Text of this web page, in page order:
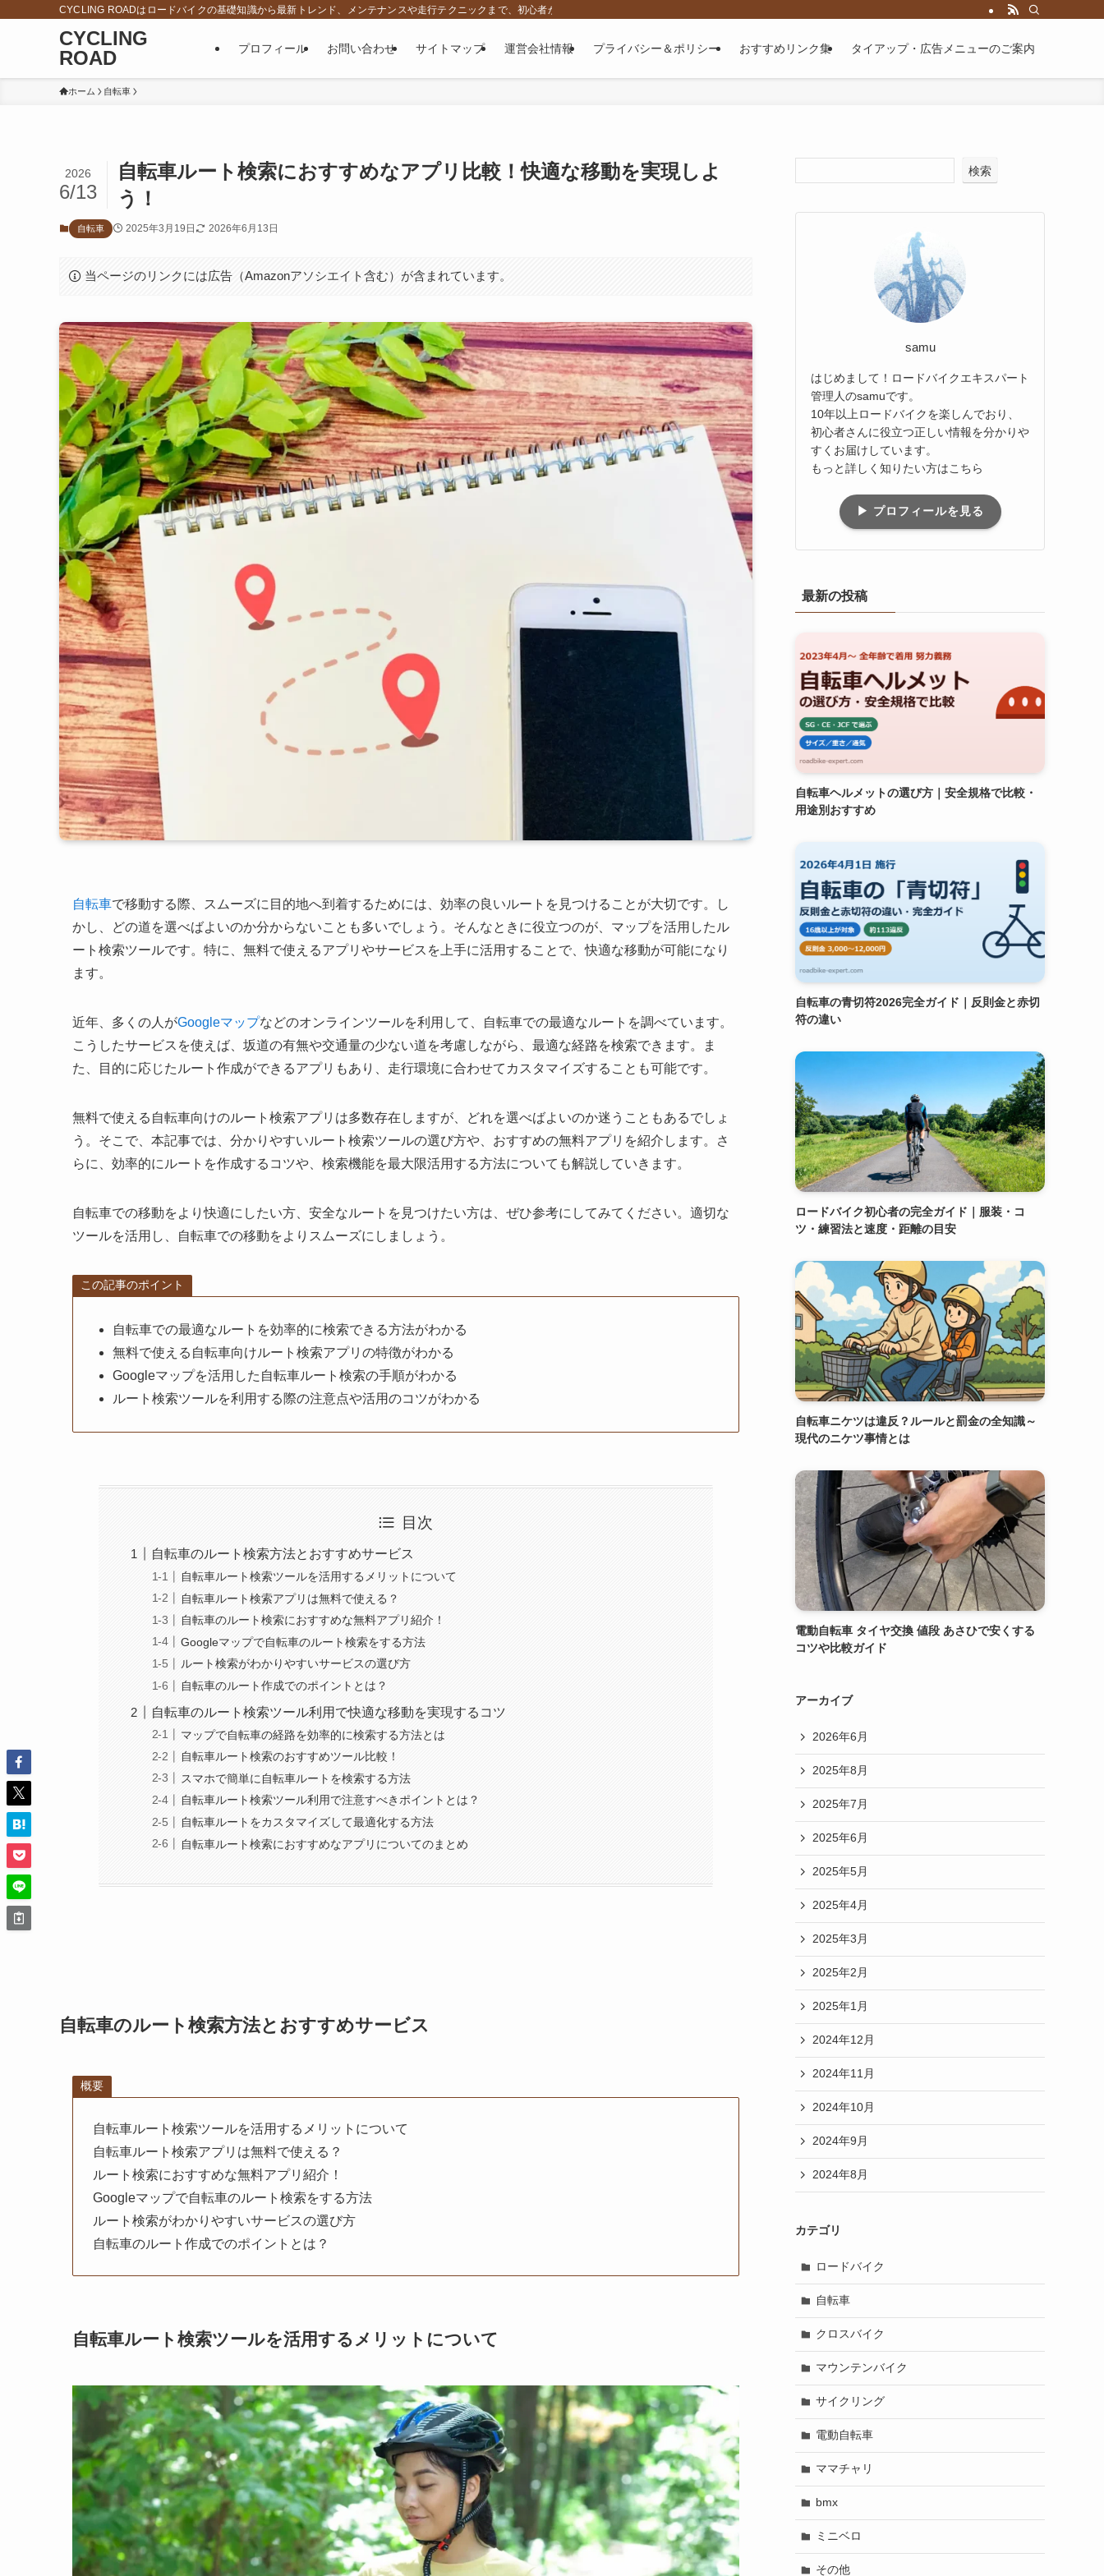
CYCLING ROADはロードバイクの基礎知識から最新トレンド、メンテナンスや走行テクニックまで、初心者から上級者に向けて役立つ専門情報をお届けするブログです。
CYCLING
ROAD
プロフィール お問い合わせ サイトマップ 運営会社情報 プライバシー＆ポリシー おすすめリンク集 タイアップ・広告メニューのご案内
ホーム 自転車
自転車ルート検索におすすめなアプリ比較！快適な移動を実現しよ
う！
2026
6/13
自転車 2025年3月19日 2026年6月13日
当ページのリンクには広告（Amazonアソシエイト含む）が含まれています。
自転車で移動する際、スムーズに目的地へ到着するためには、効率の良いルートを見つけることが大切です。し
かし、どの道を選べばよいのか分からないことも多いでしょう。そんなときに役立つのが、マップを活用したル
ート検索ツールです。特に、無料で使えるアプリやサービスを上手に活用することで、快適な移動が可能になり
ます。
近年、多くの人がGoogleマップなどのオンラインツールを利用して、自転車での最適なルートを調べています。
こうしたサービスを使えば、坂道の有無や交通量の少ない道を考慮しながら、最適な経路を検索できます。ま
た、目的に応じたルート作成ができるアプリもあり、走行環境に合わせてカスタマイズすることも可能です。
無料で使える自転車向けのルート検索アプリは多数存在しますが、どれを選べばよいのか迷うこともあるでしょ
う。そこで、本記事では、分かりやすいルート検索ツールの選び方や、おすすめの無料アプリを紹介します。さ
らに、効率的にルートを作成するコツや、検索機能を最大限活用する方法についても解説していきます。
自転車での移動をより快適にしたい方、安全なルートを見つけたい方は、ぜひ参考にしてみてください。適切な
ツールを活用し、自転車での移動をよりスムーズにしましょう。
この記事のポイント
自転車での最適なルートを効率的に検索できる方法がわかる
無料で使える自転車向けルート検索アプリの特徴がわかる
Googleマップを活用した自転車ルート検索の手順がわかる
ルート検索ツールを利用する際の注意点や活用のコツがわかる
目次
自転車のルート検索方法とおすすめサービス
自転車ルート検索ツールを活用するメリットについて
自転車ルート検索アプリは無料で使える？
自転車のルート検索におすすめな無料アプリ紹介！
Googleマップで自転車のルート検索をする方法
ルート検索がわかりやすいサービスの選び方
自転車のルート作成でのポイントとは？
自転車のルート検索ツール利用で快適な移動を実現するコツ
マップで自転車の経路を効率的に検索する方法とは
自転車ルート検索のおすすめツール比較！
スマホで簡単に自転車ルートを検索する方法
自転車ルート検索ツール利用で注意すべきポイントとは？
自転車ルートをカスタマイズして最適化する方法
自転車ルート検索におすすめなアプリについてのまとめ
自転車のルート検索方法とおすすめサービス
概要
自転車ルート検索ツールを活用するメリットについて
自転車ルート検索アプリは無料で使える？
ルート検索におすすめな無料アプリ紹介！
Googleマップで自転車のルート検索をする方法
ルート検索がわかりやすいサービスの選び方
自転車のルート作成でのポイントとは？
自転車ルート検索ツールを活用するメリットについて
検索
samu
はじめまして！ロードバイクエキスパート
管理人のsamuです。
10年以上ロードバイクを楽しんでおり、
初心者さんに役立つ正しい情報を分かりや
すくお届けしています。
もっと詳しく知りたい方はこちら
▶ プロフィールを見る
最新の投稿
自転車ヘルメットの選び方｜安全規格で比較・
用途別おすすめ
自転車の青切符2026完全ガイド｜反則金と赤切
符の違い
ロードバイク初心者の完全ガイド｜服装・コ
ツ・練習法と速度・距離の目安
自転車ニケツは違反？ルールと罰金の全知識～
現代のニケツ事情とは
電動自転車 タイヤ交換 値段 あさひで安くする
コツや比較ガイド
アーカイブ
2026年6月
2025年8月
2025年7月
2025年6月
2025年5月
2025年4月
2025年3月
2025年2月
2025年1月
2024年12月
2024年11月
2024年10月
2024年9月
2024年8月
カテゴリ
ロードバイク
自転車
クロスバイク
マウンテンバイク
サイクリング
電動自転車
ママチャリ
bmx
ミニベロ
その他